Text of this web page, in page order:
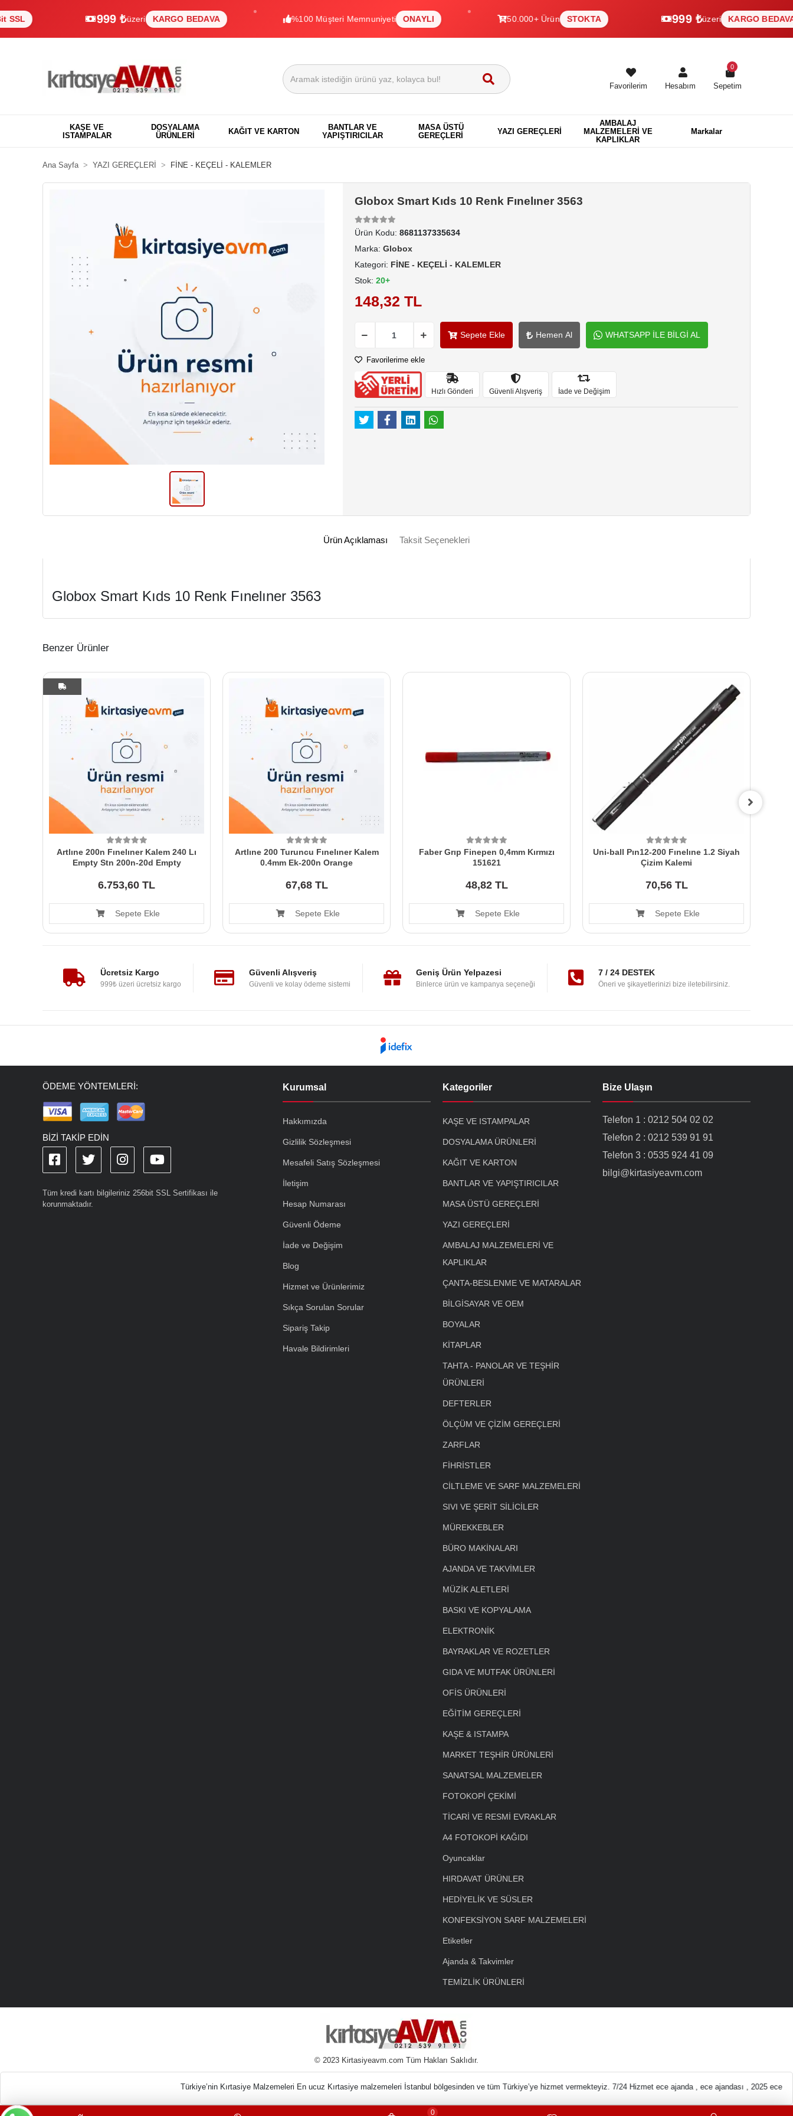
999 ₺üzeri KARGO BEDAVA %100 Müşteri Memnuniyeti ONAYLI 50.000+ Ürün STOKTA 999 ₺üzeri KARGO BEDAVA
Favorilerim Hesabım Sepetim
0
KAŞE VE
ISTAMPALAR
DOSYALAMA
ÜRÜNLERİ
KAĞIT VE KARTON
BANTLAR VE
YAPIŞTIRICILAR
MASA ÜSTÜ
GEREÇLERİ
YAZI GEREÇLERİ
AMBALAJ
MALZEMELERİ VE
KAPLIKLAR
Markalar
Ana Sayfa YAZI GEREÇLERİ FİNE - KEÇELİ - KALEMLER
Globox Smart Kıds 10 Renk Fınelıner 3563
Ürün Kodu: 8681137335634
Marka: Globox
Kategori: FİNE - KEÇELİ - KALEMLER
Stok: 20+
148,32 TL
Sepete Ekle Hemen Al WHATSAPP İLE BİLGİ AL
Favorilerime ekle
Hızlı Gönderi Güvenli Alışveriş İade ve Değişim
Ürün Açıklaması Taksit Seçenekleri
Globox Smart Kıds 10 Renk Fınelıner 3563
Benzer Ürünler
Artlıne 200n Fınelıner Kalem 240 Lı
Empty Stn 200n-20d Empty
6.753,60 TL
Sepete Ekle
Artlıne 200 Turuncu Fınelıner Kalem
0.4mm Ek-200n Orange
67,68 TL
Sepete Ekle
Faber Grıp Finepen 0,4mm Kırmızı
151621
48,82 TL
Sepete Ekle
Uni-ball Pın12-200 Fınelıne 1.2 Siyah
Çizim Kalemi
70,56 TL
Sepete Ekle
Ücretsiz Kargo
999₺ üzeri ücretsiz kargo
Güvenli Alışveriş
Güvenli ve kolay ödeme sistemi
Geniş Ürün Yelpazesi
Binlerce ürün ve kampanya seçeneği
7 / 24 DESTEK
Öneri ve şikayetlerinizi bize iletebilirsiniz.
ÖDEME YÖNTEMLERİ:
BİZİ TAKİP EDİN
Tüm kredi kartı bilgileriniz 256bit SSL Sertifikası ile
korunmaktadır.
Kurumsal
Hakkımızda
Gizlilik Sözleşmesi
Mesafeli Satış Sözleşmesi
İletişim
Hesap Numarası
Güvenli Ödeme
İade ve Değişim
Blog
Hizmet ve Ürünlerimiz
Sıkça Sorulan Sorular
Sipariş Takip
Havale Bildirimleri
Kategoriler
KAŞE VE ISTAMPALAR
DOSYALAMA ÜRÜNLERİ
KAĞIT VE KARTON
BANTLAR VE YAPIŞTIRICILAR
MASA ÜSTÜ GEREÇLERİ
YAZI GEREÇLERİ
AMBALAJ MALZEMELERİ VE
KAPLIKLAR
ÇANTA-BESLENME VE MATARALAR
BİLGİSAYAR VE OEM
BOYALAR
KİTAPLAR
TAHTA - PANOLAR VE TEŞHİR
ÜRÜNLERİ
DEFTERLER
ÖLÇÜM VE ÇİZİM GEREÇLERİ
ZARFLAR
FİHRİSTLER
CİLTLEME VE SARF MALZEMELERİ
SIVI VE ŞERİT SİLİCİLER
MÜREKKEBLER
BÜRO MAKİNALARI
AJANDA VE TAKVİMLER
MÜZİK ALETLERİ
BASKI VE KOPYALAMA
ELEKTRONİK
BAYRAKLAR VE ROZETLER
GIDA VE MUTFAK ÜRÜNLERİ
OFİS ÜRÜNLERİ
EĞİTİM GEREÇLERİ
KAŞE & ISTAMPA
MARKET TEŞHİR ÜRÜNLERİ
SANATSAL MALZEMELER
FOTOKOPİ ÇEKİMİ
TİCARİ VE RESMİ EVRAKLAR
A4 FOTOKOPİ KAĞIDI
Oyuncaklar
HIRDAVAT ÜRÜNLER
HEDİYELİK VE SÜSLER
KONFEKSİYON SARF MALZEMELERİ
Etiketler
Ajanda & Takvimler
TEMİZLİK ÜRÜNLERİ
Bize Ulaşın
Telefon 1 : 0212 504 02 02
Telefon 2 : 0212 539 91 91
Telefon 3 : 0535 924 41 09
bilgi@kirtasiyeavm.com
© 2023 Kirtasiyeavm.com Tüm Hakları Saklıdır.
Türkiye’nin Kırtasiye Malzemeleri En ucuz
0